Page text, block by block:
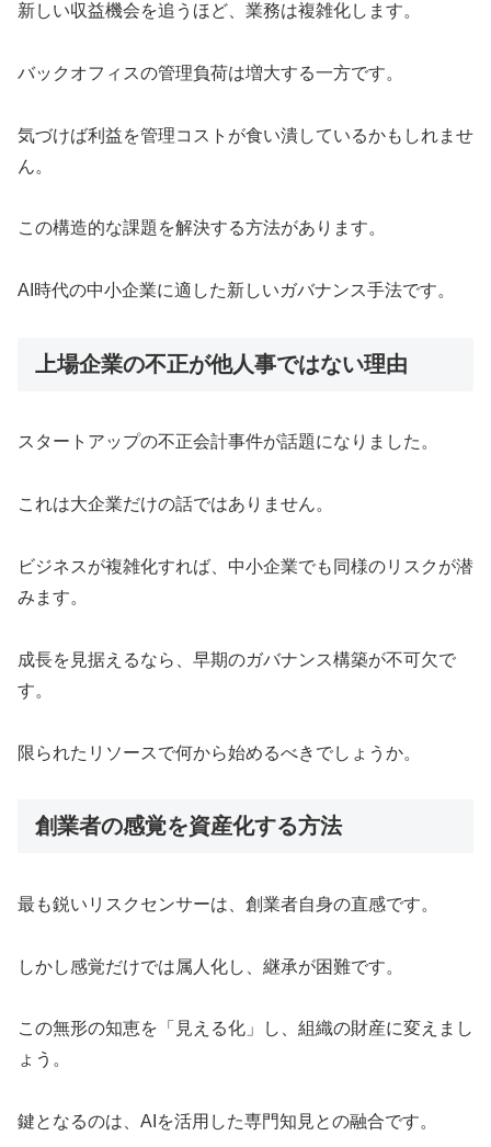
新しい収益機会を追うほど、業務は複雑化します。
バックオフィスの管理負荷は増大する一方です。
気づけば利益を管理コストが食い潰しているかもしれませ
ん。
この構造的な課題を解決する方法があります。
AI時代の中小企業に適した新しいガバナンス手法です。
上場企業の不正が他人事ではない理由
スタートアップの不正会計事件が話題になりました。
これは大企業だけの話ではありません。
ビジネスが複雑化すれば、中小企業でも同様のリスクが潜
みます。
成長を見据えるなら、早期のガバナンス構築が不可欠で
す。
限られたリソースで何から始めるべきでしょうか。
創業者の感覚を資産化する方法
最も鋭いリスクセンサーは、創業者自身の直感です。
しかし感覚だけでは属人化し、継承が困難です。
この無形の知恵を「見える化」し、組織の財産に変えまし
ょう。
鍵となるのは、AIを活用した専門知見との融合です。